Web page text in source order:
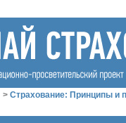
> Страхование: Принципы и